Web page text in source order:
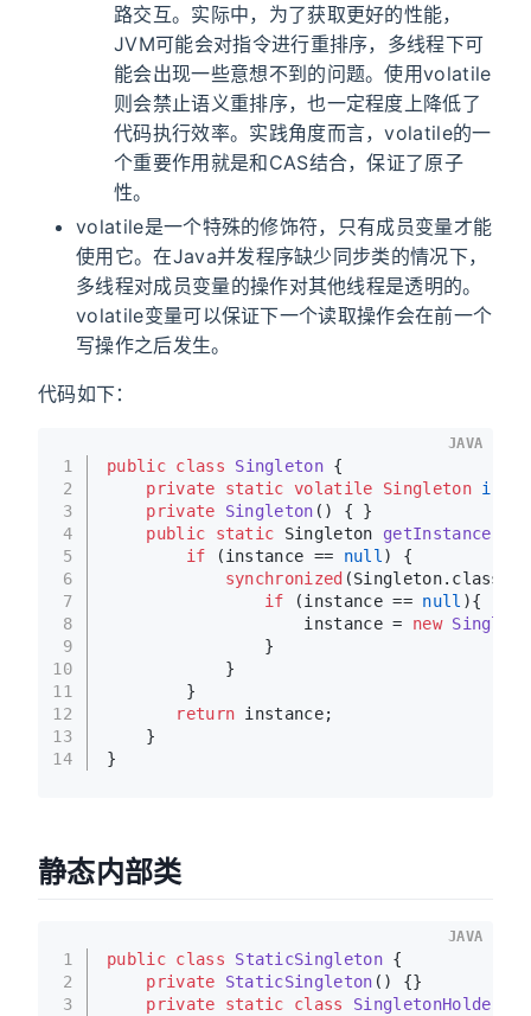
路交互。实际中，为了获取更好的性能，
JVM可能会对指令进行重排序，多线程下可
能会出现一些意想不到的问题。使用volatile
则会禁止语义重排序，也一定程度上降低了
代码执行效率。实践角度而言，volatile的一
个重要作用就是和CAS结合，保证了原子
性。
volatile是一个特殊的修饰符，只有成员变量才能
使用它。在Java并发程序缺少同步类的情况下，
多线程对成员变量的操作对其他线程是透明的。
volatile变量可以保证下一个读取操作会在前一个
写操作之后发生。
代码如下：
1
2
3
4
5
6
7
8
9
10
11
12
13
14
public class Singleton {
private
static volatile Singleton
private
Singleton ()
{ }
public
static Singleton getInstance
if (instance == null ) {
synchronized (Singleton.class) {
if (instance == null ){
                    instance =
new
                }
            }
        }
return instance;
    }
}
JAVA
静态内部类
1
2
3
public class StaticSingleton {
private
StaticSingleton ()
{}
private
static class SingletonHolder
JAVA